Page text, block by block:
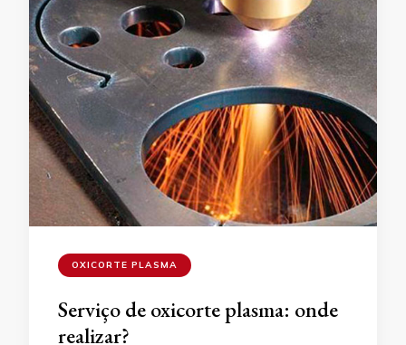
OXICORTE PLASMA
Serviço de oxicorte plasma: onde
realizar?